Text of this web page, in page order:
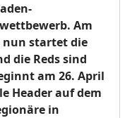
Am
nun startet die
die Reds sind
am 26. April
Header auf dem
in